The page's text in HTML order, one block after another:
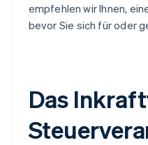
empfehlen wir Ihnen,
bevor Sie sich für oder
Das